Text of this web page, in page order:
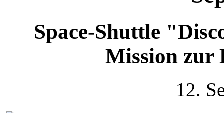
Space-Shuttle
Mission zur
12.